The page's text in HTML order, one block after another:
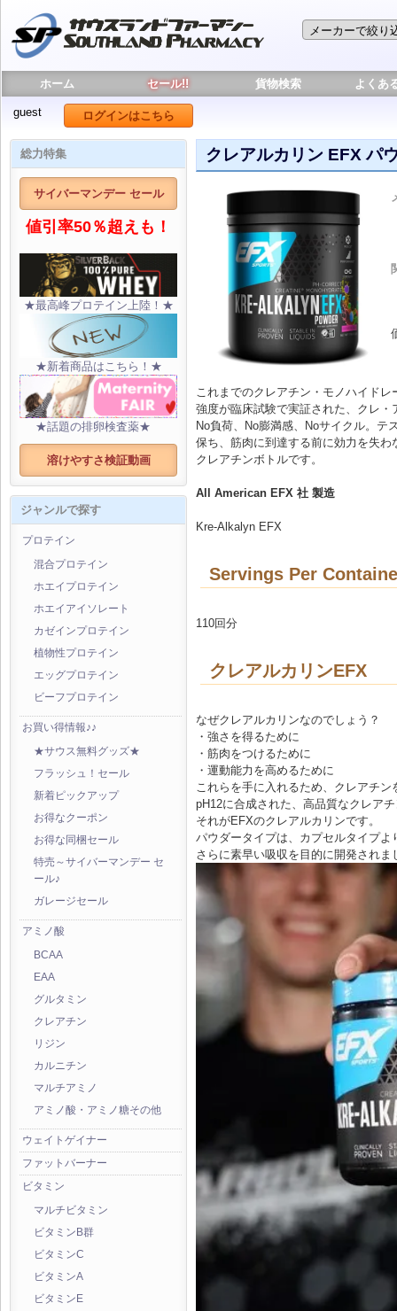
ホーム セール!! 貨物検索 よくあ
guest ログインはこちら
総力特集
サイバーマンデー セール
値引率50％超えも！
★最高峰プロテイン上陸！★
★新着商品はこちら！★
★話題の排卵検査薬★
溶けやすさ検証動画
ジャンルで探す
プロテイン
混合プロテイン
ホエイプロテイン
ホエイアイソレート
カゼインプロテイン
植物性プロテイン
エッグプロテイン
ビーフプロテイン
お買い得情報♪♪
★サウス無料グッズ★
フラッシュ！セール
新着ピックアップ
お得なクーポン
お得な同梱セール
特売～サイバーマンデー セ
ール♪
ガレージセール
アミノ酸
BCAA
EAA
グルタミン
クレアチン
リジン
カルニチン
マルチアミノ
アミノ酸・アミノ糖その他
ウェイトゲイナー
ファットバーナー
ビタミン
マルチビタミン
ビタミンB群
ビタミンC
ビタミンA
ビタミンE
クレアルカリン EFX パ
これまでのクレアチン・モノハイドレ
強度が臨床試験で実証された、クレ・
No負荷、No膨満感、Noサイクル。テ
保ち、筋肉に到達する前に効力を失わ
クレアチンボトルです。
All American EFX 社 製造
Kre-Alkalyn EFX
Servings Per
110回分
クレアルカリンEFX
なぜクレアルカリンなのでしょう？
・強さを得るために
・筋肉をつけるために
・運動能力を高めるために
これらを手に入れるため、クレアチ
pH12に合成された、高品質なクレア
それがEFXのクレアルカリンです。
パウダータイプは、カプセルタイプよ
さらに素早い吸収を目的に開発されま